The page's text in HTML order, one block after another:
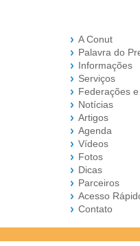
A Conut
Palavra do
Informações
Serviços
Federações
Notícias
Artigos
Agenda
Vídeos
Fotos
Dicas
Parceiros
Acesso
Contato